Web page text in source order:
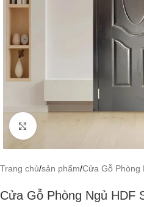
Click to enlarge
Trang chủ/sản phẩm/Cửa Gỗ Phòng
Cửa Gỗ Phòng Ngủ HDF